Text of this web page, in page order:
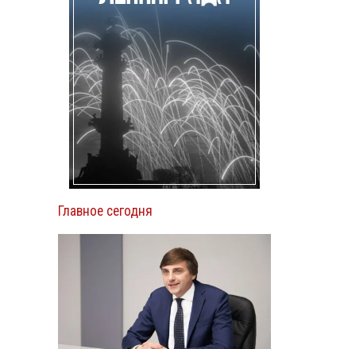
Главное сегодня